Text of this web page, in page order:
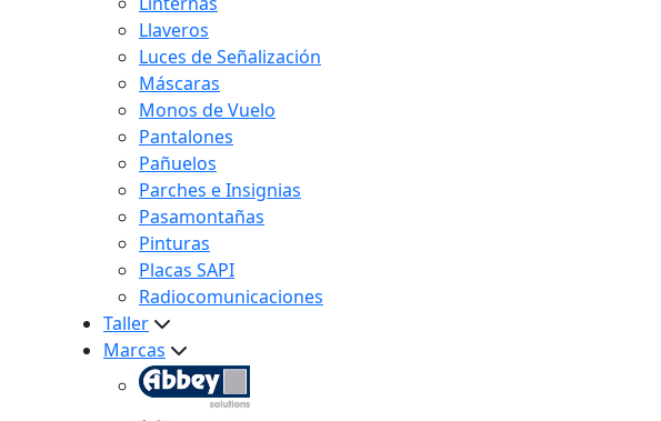
Llaveros
Luces de Señalización
Máscaras
Monos de Vuelo
Pantalones
Pañuelos
Parches e Insignias
Pasamontañas
Pinturas
Placas SAPI
Radiocomunicaciones
Taller
Marcas